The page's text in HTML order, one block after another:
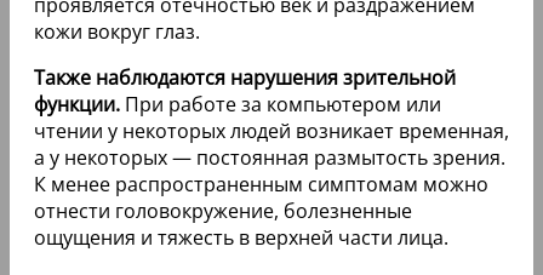
проявляется отечностью век и раздражением
кожи вокруг глаз.
Также наблюдаются нарушения зрительной
функции. При работе за компьютером или
чтении у некоторых людей возникает временная,
а у некоторых — постоянная размытость зрения.
К менее распространенным симптомам можно
отнести головокружение, болезненные
ощущения и тяжесть в верхней части лица.